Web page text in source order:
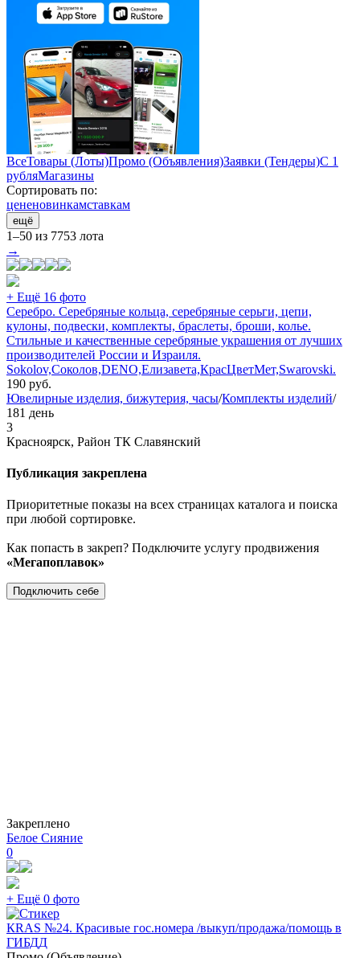
ВсеТовары (Лоты)Промо (Объявления)Заявки (Тендеры)С 1
рубляМагазины
Сортировать по:
цененовинкамставкам
ещё
1–50 из 7753 лота
→
+ Ещё 16 фото
Серебро. Серебряные кольца, серебряные серьги, цепи,
кулоны, подвески, комплекты, браслеты, броши, колье.
Стильные и качественные серебряные украшения от лучших
производителей России и Израиля.
Sokolov,Соколов,DENO,Елизавета,КрасЦветМет,Swarovski.
190 руб.
Ювелирные изделия, бижутерия, часы/Комплекты изделий/
181 день
3
Красноярск, Район ТК Славянский
Публикация закреплена
Приоритетные показы на всех страницах каталога и поиска
при любой сортировке.
Как попасть в закреп? Подключите услугу продвижения
«Мегапоплавок»
Подключить себе
Закреплено
Белое Сияние
0
+ Ещё 0 фото
КRAS №24. Красивые гос.номера /выкуп/продажа/помощь в
ГИБДД